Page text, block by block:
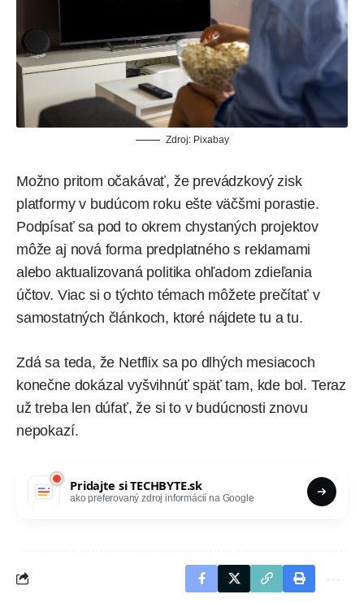
Zdroj: Pixabay
Možno pritom očakávať, že prevádzkový zisk
platformy v budúcom roku ešte väčšmi porastie.
Podpísať sa pod to okrem chystaných projektov
môže aj nová forma predplatného s reklamami
alebo aktualizovaná politika ohľadom zdieľania
účtov. Viac si o týchto témach môžete prečítať v
samostatných článkoch, ktoré nájdetetu atu.
Zdá sa teda, že Netflix sa po dlhých mesiacoch
konečne dokázal vyšvihnúť späť tam, kde bol. Teraz
už treba len dúfať, že si to v budúcnosti znovu
nepokazí.
Pridajte siTECHBYTE.sk
ako preferovaný zdroj informácií na Google